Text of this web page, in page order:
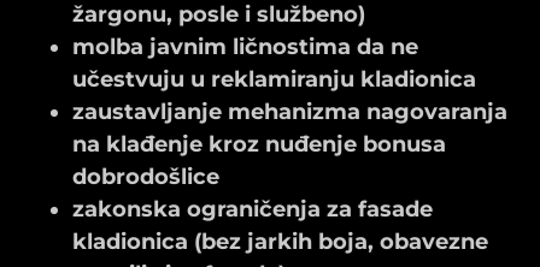
žargonu, posle i službeno)
molba javnim ličnostima da ne
učestvuju u reklamiranju kladionica
zaustavljanje mehanizma nagovaranja
na klađenje kroz nuđenje bonusa
dobrodošlice
zakonska ograničenja za fasade
kladionica (bez jarkih boja, obavezne